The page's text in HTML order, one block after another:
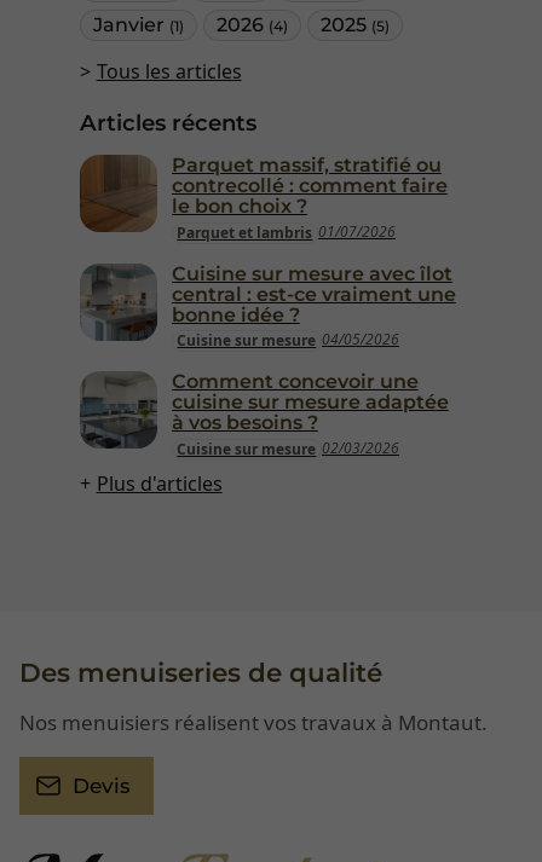
Janvier (1) 2026 (4) 2025 (5)
Tous les articles
Articles récents
Parquet et lambris 01/07/2026
Parquet massif, stratifié ou
contrecollé : comment faire
le bon choix ?
Cuisine sur mesure 04/05/2026
Cuisine sur mesure avec îlot
central : est-ce vraiment une
bonne idée ?
Cuisine sur mesure 02/03/2026
Comment concevoir une
cuisine sur mesure adaptée
à vos besoins ?
Plus d'articles
Des menuiseries de qualité
Nos menuisiers réalisent vos travaux à Montaut.
Devis